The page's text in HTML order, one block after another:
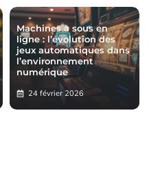
Machines à sous en
ligne : l’évolution des
jeux automatiques dans
l’environnement
numérique
24 février 2026